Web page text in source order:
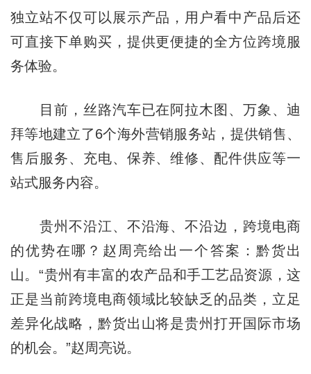
独立站不仅可以展示产品，用户看中产品后还
可直接下单购买，提供更便捷的全方位跨境服
务体验。
目前，丝路汽车已在阿拉木图、万象、迪
拜等地建立了6个海外营销服务站，提供销售、
售后服务、充电、保养、维修、配件供应等一
站式服务内容。
贵州不沿江、不沿海、不沿边，跨境电商
的优势在哪？赵周亮给出一个答案：黔货出
山。“贵州有丰富的农产品和手工艺品资源，这
正是当前跨境电商领域比较缺乏的品类，立足
差异化战略，黔货出山将是贵州打开国际市场
的机会。”赵周亮说。